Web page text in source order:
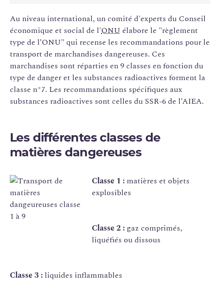
Au niveau international, un comité d'experts du Conseil
économique et social de l'ONU élabore le "règlement
type de l’ONU" qui recense les recommandations pour le
transport de marchandises dangereuses. Ces
marchandises sont réparties en 9 classes en fonction du
type de danger et les substances radioactives forment la
classe n°7. Les recommandations spécifiques aux
substances radioactives sont celles du SSR-6 de l’AIEA.
Les différentes classes de
matières dangereuses
Classe 1 : matières et objets
explosibles
Classe 2 : gaz comprimés,
liquéfiés ou dissous
Classe 3 : liquides inflammables